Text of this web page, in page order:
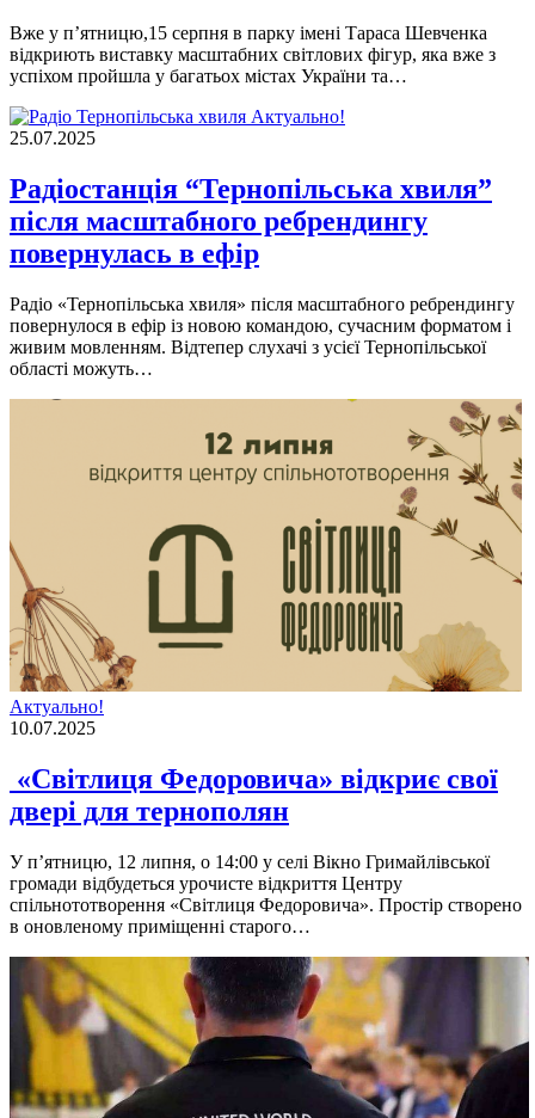
Вже у п’ятницю,15 серпня в парку імені Тараса Шевченка
відкриють виставку масштабних світлових фігур, яка вже з
успіхом пройшла у багатьох містах України та…
Актуально!
25.07.2025
Радіостанція “Тернопільська хвиля”
після масштабного ребрендингу
повернулась в ефір
Радіо «Тернопільська хвиля» після масштабного ребрендингу
повернулося в ефір із новою командою, сучасним форматом і
живим мовленням. Відтепер слухачі з усієї Тернопільської
області можуть…
Актуально!
10.07.2025
«Світлиця Федоровича» відкриє свої
двері для тернополян
У п’ятницю, 12 липня, о 14:00 у селі Вікно Гримайлівської
громади відбудеться урочисте відкриття Центру
спільнототворення «Світлиця Федоровича». Простір створено
в оновленому приміщенні старого…